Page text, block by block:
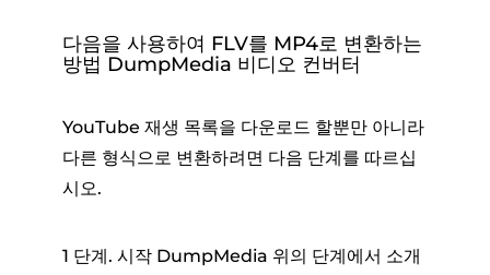
다음을 사용하여 FLV를 MP4로 변환하는
방법 DumpMedia 비디오 컨버터
YouTube 재생 목록을 다운로드 할뿐만 아니라
다른 형식으로 변환하려면 다음 단계를 따르십
시오.
1 단계. 시작 DumpMedia 위의 단계에서 소개